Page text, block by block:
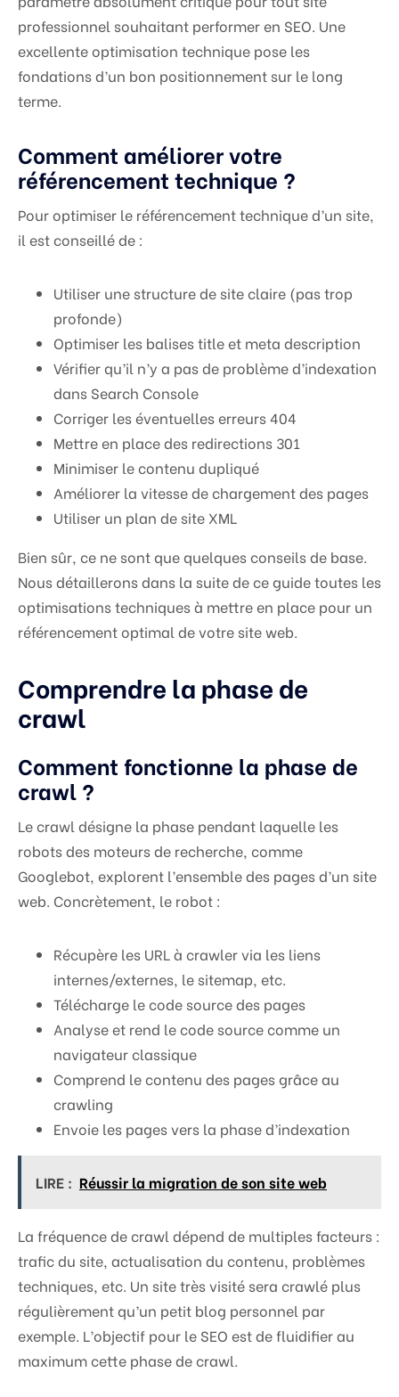
professionnel souhaitant performer en SEO. Une
excellente optimisation technique pose les
fondations d’un bon positionnement sur le long
terme.
Comment améliorer votre
référencement technique ?
Pour optimiser le référencement technique d’un site,
il est conseillé de :
Utiliser une structure de site claire (pas trop
profonde)
Optimiser les balises title et meta description
Vérifier qu’il n’y a pas de problème d’indexation
dans Search Console
Corriger les éventuelles erreurs 404
Mettre en place des redirections 301
Minimiser le contenu dupliqué
Améliorer la vitesse de chargement des pages
Utiliser un plan de site XML
Bien sûr, ce ne sont que quelques conseils de base.
Nous détaillerons dans la suite de ce guide toutes les
optimisations techniques à mettre en place pour un
référencement optimal de votre site web.
Comprendre la phase de
crawl
Comment fonctionne la phase de
crawl ?
Le crawl désigne la phase pendant laquelle les
robots des moteurs de recherche, comme
Googlebot, explorent l’ensemble des pages d’un site
web. Concrètement, le robot :
Récupère les URL à crawler via les liens
internes/externes, le sitemap, etc.
Télécharge le code source des pages
Analyse et rend le code source comme un
navigateur classique
Comprend le contenu des pages grâce au
crawling
Envoie les pages vers la phase d’indexation
LIRE : Réussir la migration de son site web
La fréquence de crawl dépend de multiples facteurs :
trafic du site, actualisation du contenu, problèmes
techniques, etc. Un site très visité sera crawlé plus
régulièrement qu’un petit blog personnel par
exemple. L’objectif pour le SEO est de fluidifier au
maximum cette phase de crawl.